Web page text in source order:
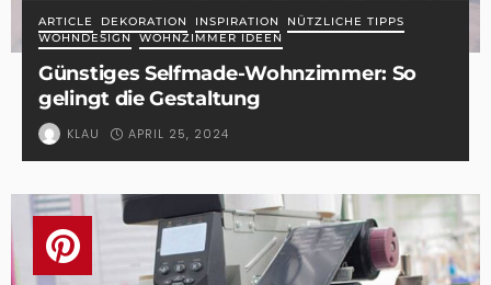
ARTICLE DEKORATION INSPIRATION
NÜTZLICHE TIPPS
WOHNDESIGN
WOHNZIMMER IDEEN
Günstiges Selfmade-Wohnzimmer: So
gelingt die Gestaltung
KLAU APRIL 25, 2024